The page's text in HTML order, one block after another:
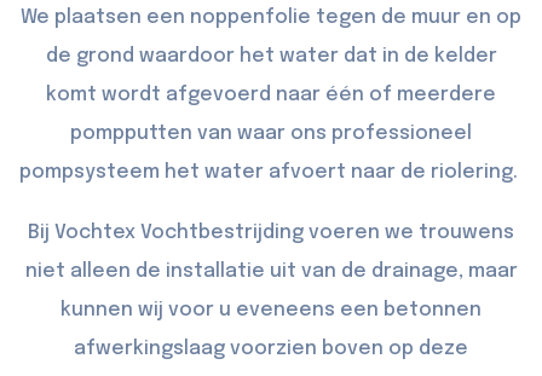
We plaatsen een noppenfolie tegen de muur en op
de grond waardoor het water dat in de kelder
komt wordt afgevoerd naar één of meerdere
pompputten van waar ons professioneel
pompsysteem het water afvoert naar de riolering.
Bij Vochtex Vochtbestrijding voeren we trouwens
niet alleen de installatie uit van de drainage, maar
kunnen wij voor u eveneens een betonnen
afwerkingslaag voorzien boven op deze